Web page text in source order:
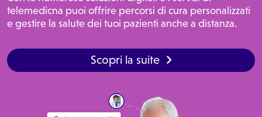
telemedicna puoi offrire percorsi di cura personalizzati
e gestire la salute dei tuoi pazienti anche a distanza.
Scopri la suite